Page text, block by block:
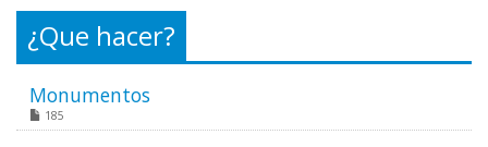
¿Que hacer?
Monumentos
185